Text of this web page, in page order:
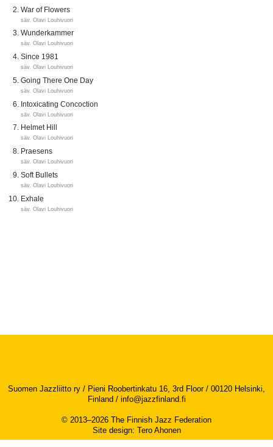
War of Flowers
säv. Olavi Louhivuori
Wunderkammer
säv. Olavi Louhivuori
Since 1981
säv. Olavi Louhivuori
Going There One Day
säv. Olavi Louhivuori
Intoxicating Concoction
säv. Olavi Louhivuori
Helmet Hill
säv. Olavi Louhivuori
Praesens
säv. Olavi Louhivuori
Soft Bullets
säv. Olavi Louhivuori
Exhale
säv. Olavi Louhivuori
Suomen Jazzliitto ry / Pieni Roobertinkatu 16, 3rd Floor / 00120 Helsinki,
Finland / info@jazzfinland.fi
© 2013–2026 The Finnish Jazz Federation
Site design: Tero Ahonen